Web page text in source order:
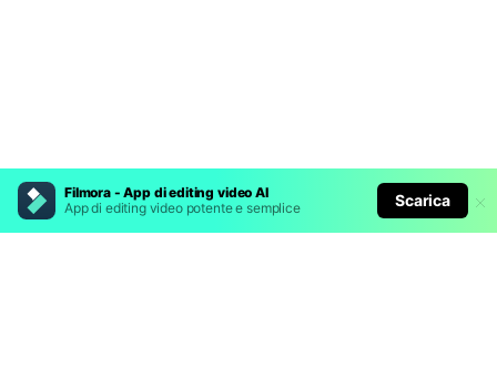
Filmora - App di editing video AI
App di editing video potente e semplice
Scarica